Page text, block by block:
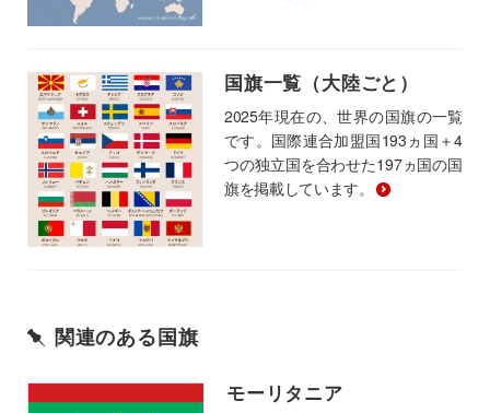
国旗一覧（大陸ごと）
2025年現在の、世界の国旗の一覧
です。国際連合加盟国193ヵ国＋4
つの独立国を合わせた197ヵ国の国
旗を掲載しています。
関連のある国旗
モーリタニア